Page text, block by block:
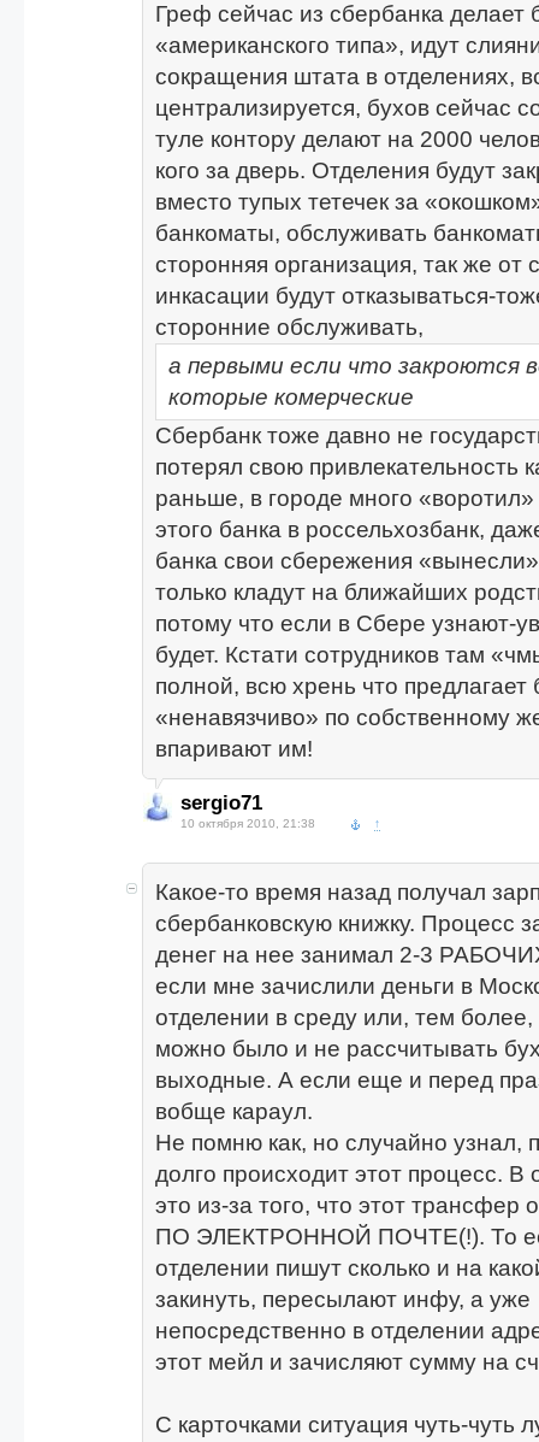
Греф сейчас из сбербанка делает
«американского типа», идут
сокращения штата в отделениях,
централизируется, бухов сейчас
туле контору делают на 2000
кого за дверь. Отделения будут
вместо тупых тетечек за
банкоматы, обслуживать
сторонняя организация, так же от
инкасации будут отказываться-
сторонние обслуживать,
а первыми если что закроются
которые комерческие
Сбербанк тоже давно не
потерял свою привлекательность
раньше, в городе много
этого банка в россельхозбанк,
банка свои сбережения
только кладут на ближайших
потому что если в Сбере узнают-
будет. Кстати сотрудников там
полной, всю хрень что предлагает
«ненавязчиво» по собственному
впаривают им!
sergio71
10 октября 2010, 21:38 ↑
Какое-то время назад получал
сбербанковскую книжку. Процесс
денег на нее занимал 2-3
если мне зачислили деньги в
отделении в среду или, тем более,
можно было и не рассчитывать
выходные. А если еще и перед
вобще караул.
Не помню как, но случайно узнал,
долго происходит этот процесс. В
это из-за того, что этот трансфер
ПО ЭЛЕКТРОННОЙ ПОЧТЕ(!). То
отделении пишут сколько и на
закинуть, пересылают инфу, а уже
непосредственно в отделении
этот мейл и зачисляют сумму на
С карточками ситуация чуть-чуть